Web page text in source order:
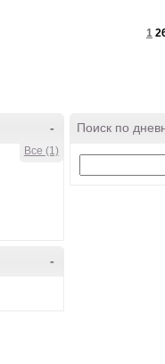
1
-
Все (1)
-
Поиск по